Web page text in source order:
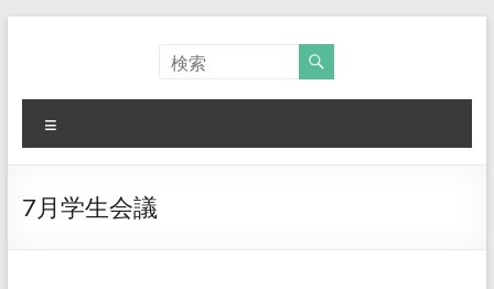
ッ
P
U
環
太
ニ
ー
7月学生会議